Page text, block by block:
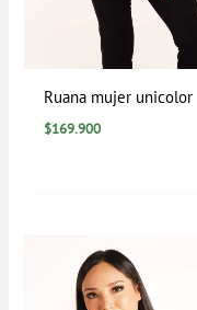
Ruana mujer unicolor
$169.900